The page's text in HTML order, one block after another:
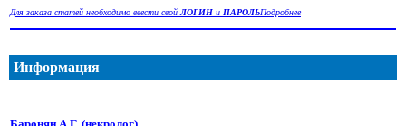
Для заказа статей необходимо ввести свойЛОГИН и ПАРОЛЬПодробнее
Информация